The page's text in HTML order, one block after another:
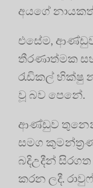
අයගේ
එසේම,
තීරණාත්මක
රැඩිකල් භික්ෂු
වූ බව පෙනේ.
ආණ්ඩුව
සමග
බදිඋදීන්
කරන ලදී.